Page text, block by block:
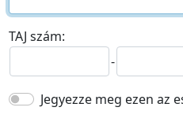
TAJ szám:
-
Jegyezze meg ezen az